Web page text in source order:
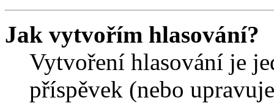
Jak vytvořím hlasování?
Vytvoření hlasování je
příspěvek (nebo